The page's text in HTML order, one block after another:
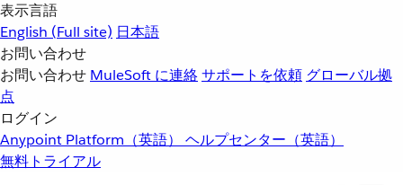
表示言語
English (Full site) 日本語
お問い合わせ
お問い合わせ MuleSoft に連絡サポートを依頼 グローバル拠
点
ログイン
Anypoint Platform（英語） ヘルプセンター（英語）
無料トライアル